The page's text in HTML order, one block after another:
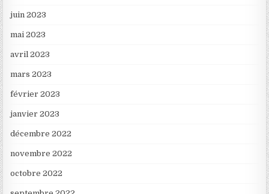
juin 2023
mai 2023
avril 2023
mars 2023
février 2023
janvier 2023
décembre 2022
novembre 2022
octobre 2022